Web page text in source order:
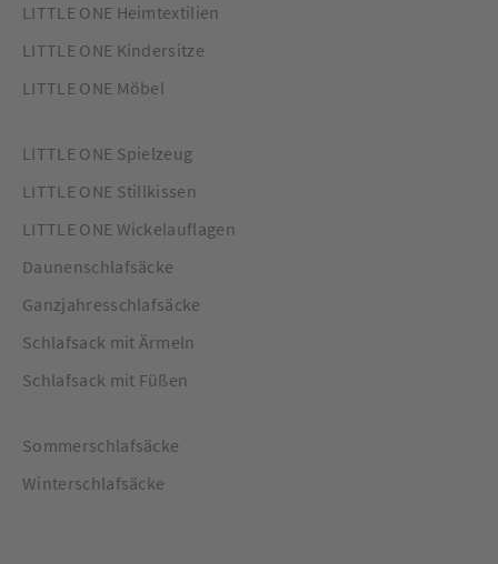
LITTLE ONE Heimtextilien
LITTLE ONE Kindersitze
LITTLE ONE Möbel
LITTLE ONE Spielzeug
LITTLE ONE Stillkissen
LITTLE ONE Wickelauflagen
Daunenschlafsäcke
Ganzjahresschlafsäcke
Schlafsack mit Ärmeln
Schlafsack mit Füßen
Sommerschlafsäcke
Winterschlafsäcke